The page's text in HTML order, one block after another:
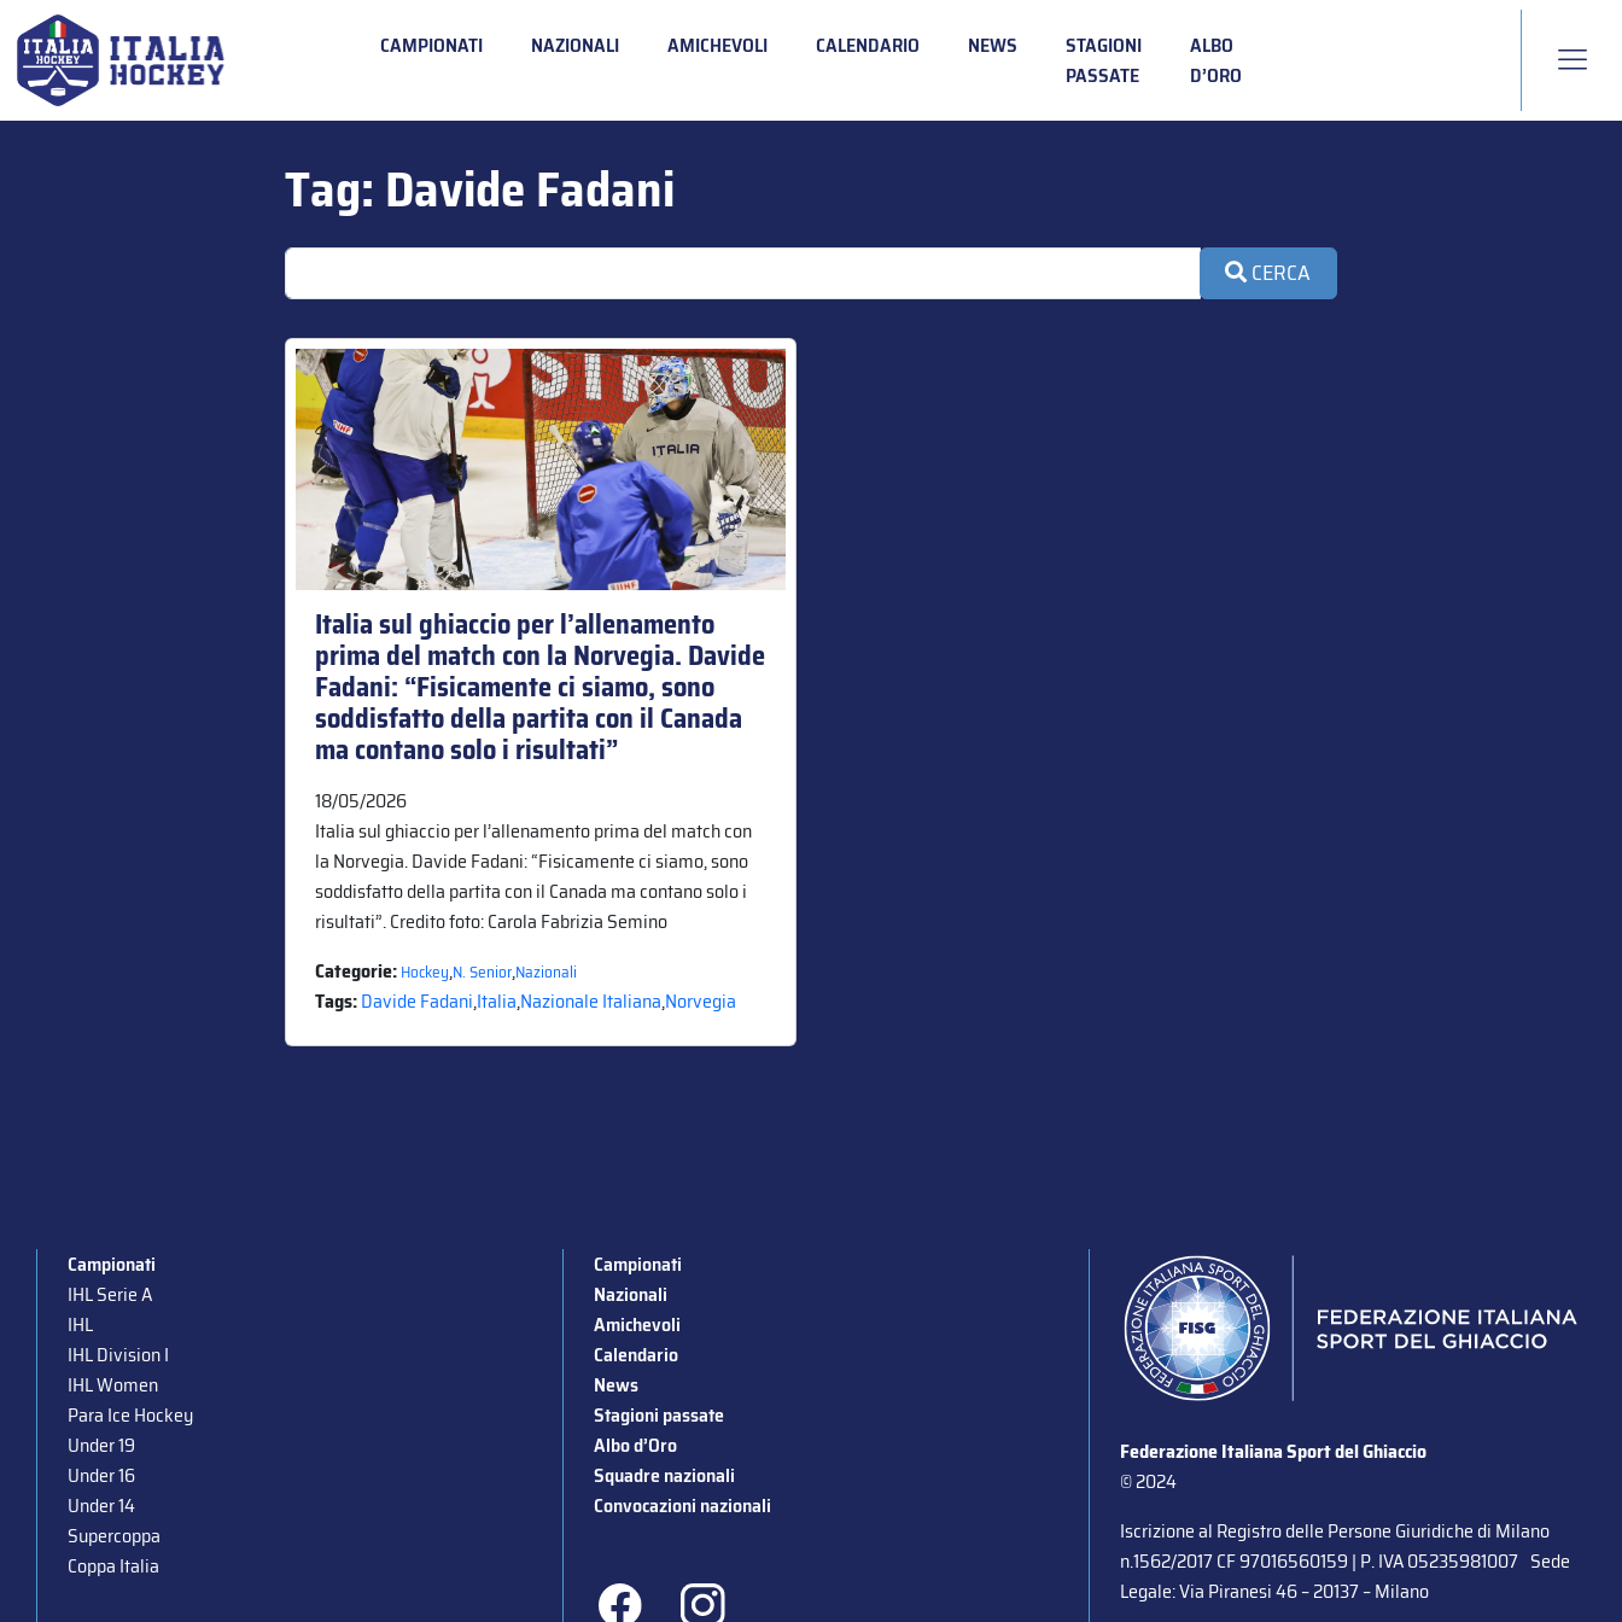
CAMPIONATI NAZIONALI AMICHEVOLI CALENDARIO NEWS
STAGIONI
PASSATE
ALBO
D’ORO
Tag: Davide Fadani
CERCA
Italia sul ghiaccio per l’allenamento
prima del match con la Norvegia. Davide
Fadani: “Fisicamente ci siamo, sono
soddisfatto della partita con il Canada
ma contano solo i risultati”
18/05/2026
Italia sul ghiaccio per l’allenamento prima del match con
la Norvegia. Davide Fadani: “Fisicamente ci siamo, sono
soddisfatto della partita con il Canada ma contano solo i
risultati”. Credito foto: Carola Fabrizia Semino
Categorie:Hockey,N. Senior,Nazionali
Tags:Davide Fadani,Italia,Nazionale Italiana,Norvegia
Campionati
IHL Serie A
IHL
IHL Division I
IHL Women
Para Ice Hockey
Under 19
Under 16
Under 14
Supercoppa
Coppa Italia
Campionati
Nazionali
Amichevoli
Calendario
News
Stagioni passate
Albo d’Oro
Squadre nazionali
Convocazioni nazionali
Federazione Italiana Sport del Ghiaccio
© 2024
Iscrizione al Registro delle Persone Giuridiche di Milano
n.1562/2017 CF 97016560159 | P. IVA 05235981007 Sede
Legale: Via Piranesi 46 – 20137 – Milano